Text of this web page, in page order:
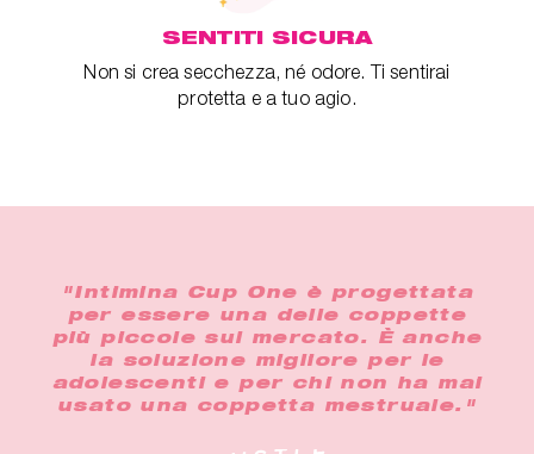
SENTITI SICURA
Non si crea secchezza, né odore. Ti sentirai
protetta e a tuo agio.
"Intimina Cup One è progettata
per essere una delle coppette
più piccole sul mercato. È anche
la soluzione migliore per le
adolescenti e per chi non ha mai
usato una coppetta mestruale."